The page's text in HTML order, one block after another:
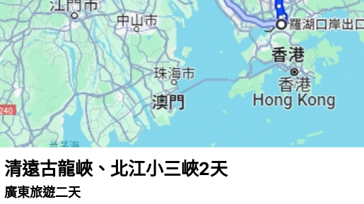
清遠古龍峽、北江小三峽2天
廣東旅遊二天